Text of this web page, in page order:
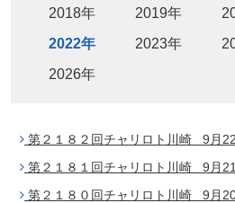
2018年
2019年
2022年
2023年
2026年
第２１８２回チャリロト川崎 9月
第２１８１回チャリロト川崎 9月
第２１８０回チャリロト川崎 9月